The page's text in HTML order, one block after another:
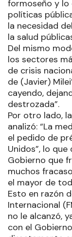
formoseño y lo
políticas
la necesidad
la salud
Del mismo
los sectores
de crisis
de (Javier)
cayendo,
destrozada”.
Por otro lado,
analizó: “La
el pedido de
Unidos”, lo
Gobierno que
muchos
el mayor de
Esto en razón
Internacional
no le alcanzó,
con el